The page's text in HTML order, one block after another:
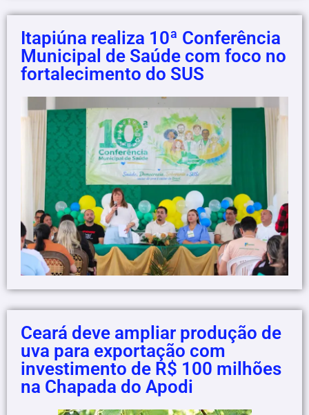
Itapiúna realiza 10ª Conferência
Municipal de Saúde com foco no
fortalecimento do SUS
Ceará deve ampliar produção de
uva para exportação com
investimento de R$ 100 milhões
na Chapada do Apodi